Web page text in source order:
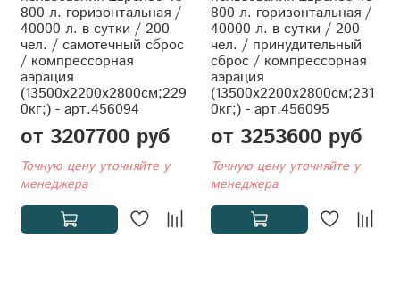
800 л. горизонтальная /
40000 л. в сутки / 200
чел. / самотечный сброс
/ компрессорная
аэрация
(13500x2200x2800см;229
0кг;) - арт.456094
от 3207700 руб
Точную цену уточняйте у
менеджера
800 л. горизонтальная /
40000 л. в сутки / 200
чел. / принудительный
сброс / компрессорная
аэрация
(13500x2200x2800см;231
0кг;) - арт.456095
от 3253600 руб
Точную цену уточняйте у
менеджера